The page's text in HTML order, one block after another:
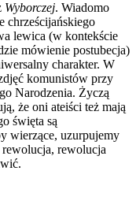
Wyborczej. Wiadomo
chrześcijańskiego
lewica (w kontekście
mówienie postubecja)
charakter. W
komunistów przy
Narodzenia. Życzą
że oni ateiści też mają
święta są
wierzące, uzurpujemy
rewolucja